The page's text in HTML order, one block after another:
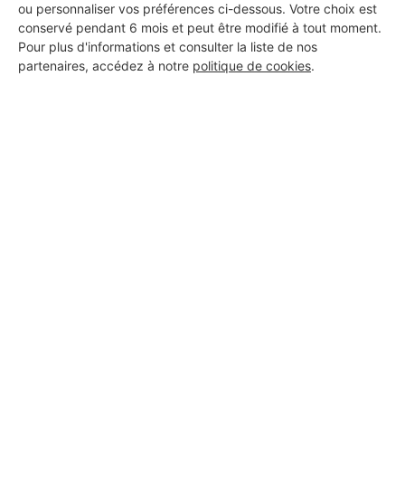
ou personnaliser vos préférences ci-dessous. Votre choix est
conservé pendant 6 mois et peut être modifié à tout moment.
Pour plus d'informations et consulter la liste de nos
partenaires, accédez à notre politique de cookies.
Aucun autre professionnel disponible dans cette zone
géographique.